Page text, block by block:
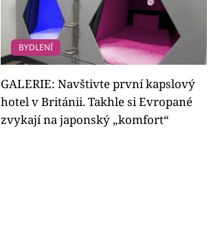
BYDLENÍ
GALERIE: Navštivte první kapslový
hotel v Británii. Takhle si Evropané
zvykají na japonský „komfort“